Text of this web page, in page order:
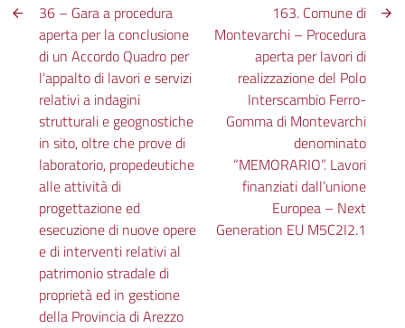
36 – Gara a procedura
aperta per la conclusione
di un Accordo Quadro per
l’appalto di lavori e servizi
relativi a indagini
strutturali e geognostiche
in sito, oltre che prove di
laboratorio, propedeutiche
alle attività di
progettazione ed
esecuzione di nuove opere
e di interventi relativi al
patrimonio stradale di
proprietà ed in gestione
della Provincia di Arezzo
163. Comune di
Montevarchi – Procedura
aperta per lavori di
realizzazione del Polo
Interscambio Ferro-
Gomma di Montevarchi
denominato
“MEMORARIO”. Lavori
finanziati dall’unione
Europea – Next
Generation EU M5C2I2.1